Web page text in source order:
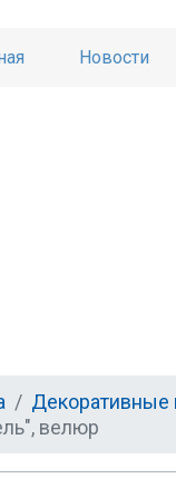
Новости
Декоративные
велюр